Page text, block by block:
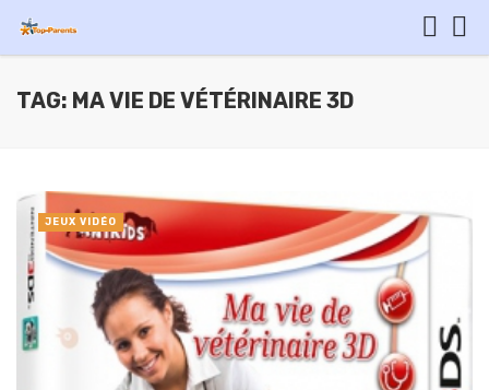
TAG: MA VIE DE VÉTÉRINAIRE 3D
JEUX VIDÉO